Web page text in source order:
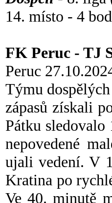
14. místo - 4
FK Peruc - TJ
Peruc
Týmu
zápasů získali
Pátku
nepovedené
ujali vedení. V
Kratina po
Ve 40. minutě